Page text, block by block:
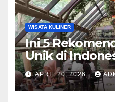
WISATA KULINER
Ini 5
Unik di
Dicoba!
APRIL 20, 2026